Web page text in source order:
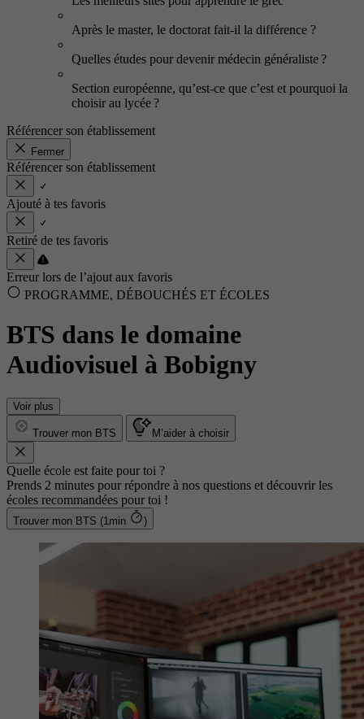
Après le master, le doctorat fait-il la différence ?
Quelles études pour devenir médecin généraliste ?
Section européenne, qu’est-ce que c’est et pourquoi la
choisir au lycée ?
Référencer son établissement
Fermer
Référencer son établissement
Ajouté à tes favoris
Retiré de tes favoris
Erreur lors de l’ajout aux favoris
PROGRAMME, DÉBOUCHÉS ET ÉCOLES
BTS dans le domaine
Audiovisuel à Bobigny
Voir plus
Trouver mon BTS M’aider à choisir
Quelle école est faite pour toi ?
Prends 2 minutes pour répondre à nos questions et découvrir les
écoles recommandées pour toi !
Trouver mon BTS (1min )